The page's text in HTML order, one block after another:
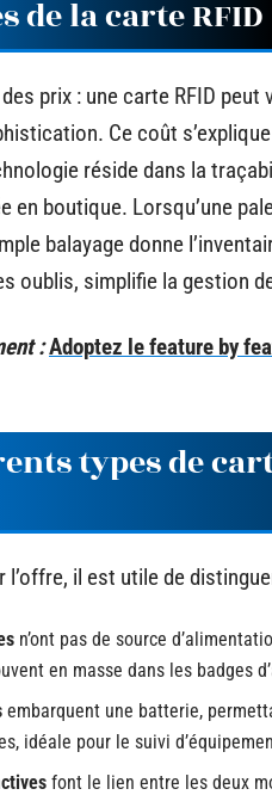
de la carte RFID
prix : une carte RFID
Ce coût
réside dans la
en boutique. Lorsqu’une
balayage donne
oublis, simplifie la gestion
:Adoptez le feature by
types de
l’offre, il est utile de
n’ont pas de source
en masse dans les badges
embarquent une batterie,
idéale pour le suivi
font le lien entre les deux